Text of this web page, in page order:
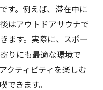
す。例えば、滞在中に
はアウトドアサウナで
ます。実際に、スポー
りにも最適な環境で
クティビティを楽しむ
できます。